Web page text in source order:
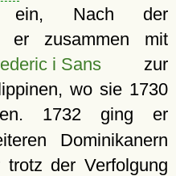
Nach der
er zusammen mit
i Sanszur
wo sie 1730
1732 ging er
Dominikanern
der Verfolgung